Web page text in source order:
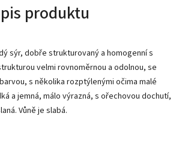
produktu
sýr, dobře strukturovaný a homogenní s
velmi rovnoměrnou a odolnou, se
s několika rozptýlenými očima malé
a jemná, málo výrazná, s ořechovou dochutí,
Vůně je slabá.